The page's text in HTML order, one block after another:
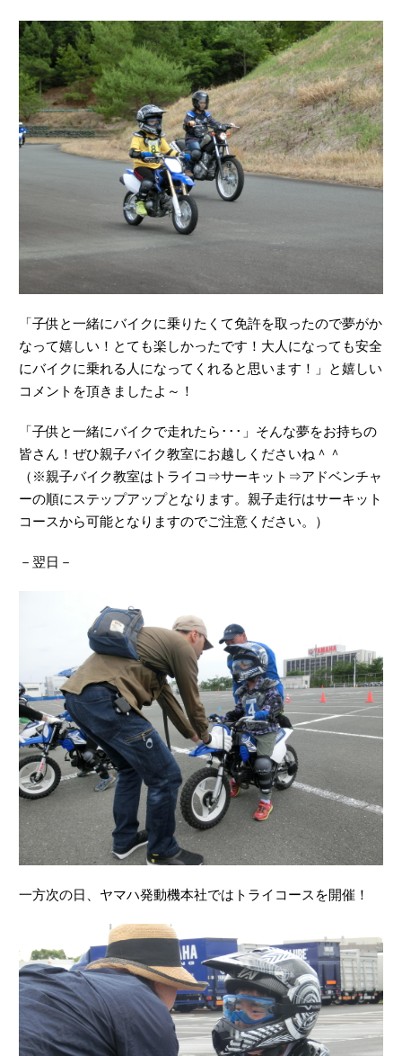
「子供と一緒にバイクに乗りたくて免許を取ったので夢がか
なって嬉しい！とても楽しかったです！大人になっても安全
にバイクに乗れる人になってくれると思います！」と嬉しい
コメントを頂きましたよ～！
「子供と一緒にバイクで走れたら･･･」そんな夢をお持ちの
皆さん！ぜひ親子バイク教室にお越しくださいね＾＾
（※親子バイク教室はトライコ⇒サーキット⇒アドベンチャ
ーの順にステップアップとなります。親子走行はサーキット
コースから可能となりますのでご注意ください。）
－翌日－
一方次の日、ヤマハ発動機本社ではトライコースを開催！